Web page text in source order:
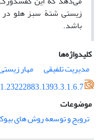
زیستی شتة سبز هلو در
باشد.
کلیدواژه‌ها
مدیریت تلفیقی
مهار
موضوعات
ترویج و توسعه روش های